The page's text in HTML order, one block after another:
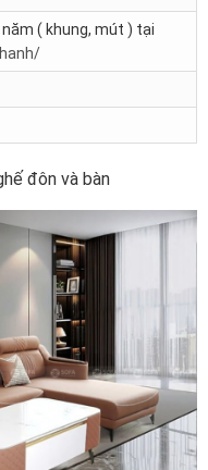
( khung, mút ) tại
đôn và bàn